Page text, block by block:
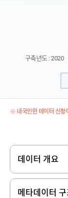
AI 개발지원
구축년도 : 2020
※ 내국인만 데이터 신청
데이터 개요
메타데이터